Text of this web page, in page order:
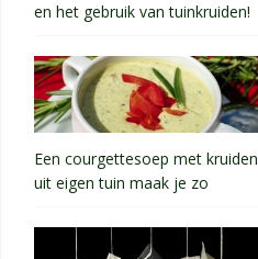
en het gebruik van tuinkruiden!
Een courgettesoep met kruiden
uit eigen tuin maak je zo